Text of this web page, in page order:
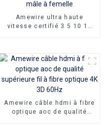
Amewire ultra haute
vitesse certifié 3 5 10 15
Amewire câble hdmi à fibre
optique aoc de qualité